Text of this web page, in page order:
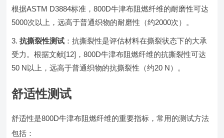
根据ASTM D3884标准，800D牛津布阻燃纤维的耐磨性可达
5000次以上，远高于普通织物的耐磨性（约2000次）。
抗撕裂性测试 ：抗撕裂性是评估材料在撕裂状态下的大承
受力。根据文献[12]，800D牛津布阻燃纤维的抗撕裂性可达
50 N以上，远高于普通织物的抗撕裂性（约20 N）。
舒适性测试
舒适性是800D牛津布阻燃纤维的重要指标，常用的测试方法
包括：